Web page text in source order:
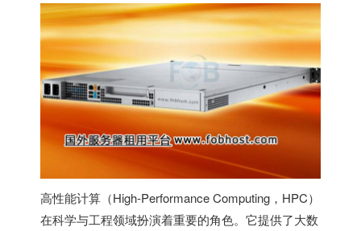
高性能计算（High-Performance Computing，HPC）
在科学与工程领域扮演着重要的角色。它提供了大数